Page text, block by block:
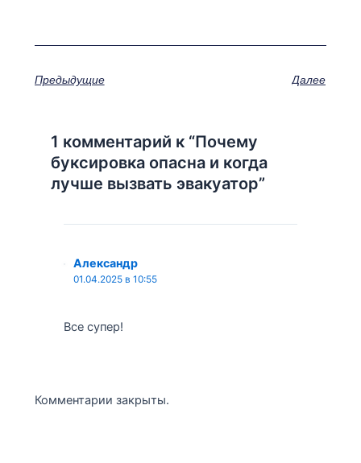
Предыдущие Далее
1 комментарий к “Почему
буксировка опасна и когда
лучше вызвать эвакуатор”
Александр
01.04.2025 в 10:55
Все супер!
Комментарии закрыты.